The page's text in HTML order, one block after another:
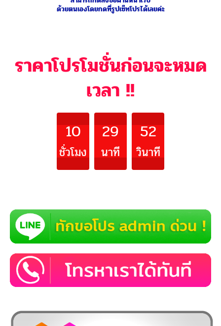
ด้วยตนเองโดยกดที่รูปเซ็ทโปรได้เลยค่ะ
ราคาโปรโมชั่นก่อนจะหมด
เวลา !!
10
ชั่วโมง
29
นาที
49
วินาที